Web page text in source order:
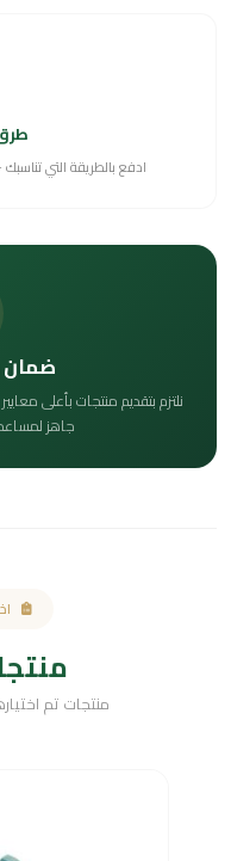
ادفع بالطريقة التي
ضمان
نلتزم بتقديم منتجات بأعلى
جاهز
منتجات تم